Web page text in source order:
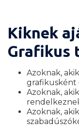
Kiknek
Grafikus
Azoknak,
grafikusként
Azoknak,
Azoknak,